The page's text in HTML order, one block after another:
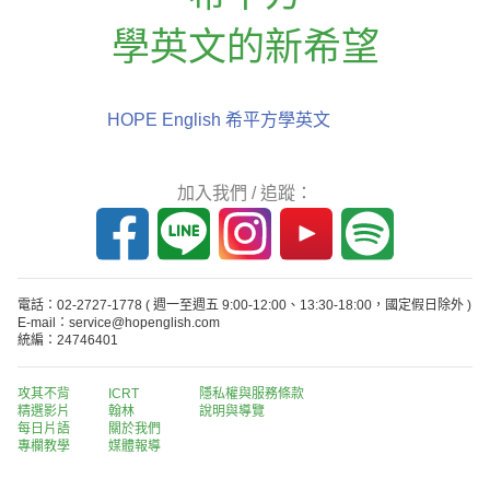
學英文的新希望
HOPE English 希平方學英文
加入我們 / 追蹤：
電話：02-2727-1778 ( 週一至週五 9:00-12:00、13:30-18:00，國定假日除外 )
E-mail：service@hopenglish.com
統編：24746401
攻其不背
精選影片
每日片語
專欄教學
ICRT
翰林
關於我們
媒體報導
隱私權與服務條款
說明與導覽